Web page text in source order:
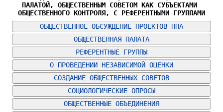
ПАЛАТОЙ, ОБЩЕСТВЕННЫМ СОВЕТОМ КАК СУБЪЕКТАМИ
ОБЩЕСТВЕННОГО КОНТРОЛЯ, С РЕФЕРЕНТНЫМИ ГРУППАМИ
ОБЩЕСТВЕННОЕ ОБСУЖДЕНИЕ ПРОЕКТОВ НПА
ОБЩЕСТВЕННАЯ ПАЛАТА
РЕФЕРЕНТНЫЕ ГРУППЫ
О ПРОВЕДЕНИИ НЕЗАВИСИМОЙ ОЦЕНКИ
СОЗДАНИЕ ОБЩЕСТВЕННЫХ СОВЕТОВ
СОЦИОЛОГИЧЕСКИЕ ОПРОСЫ
ОБЩЕСТВЕННЫЕ ОБЪЕДИНЕНИЯ